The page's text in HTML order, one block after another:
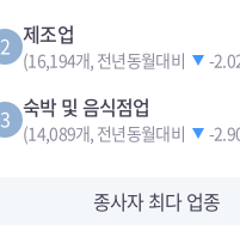
2 제조업
(16,194개, 전년동월대비 -
3 숙박 및 음식점업
(14,089개, 전년동월대비 -
종사자 최다 업종